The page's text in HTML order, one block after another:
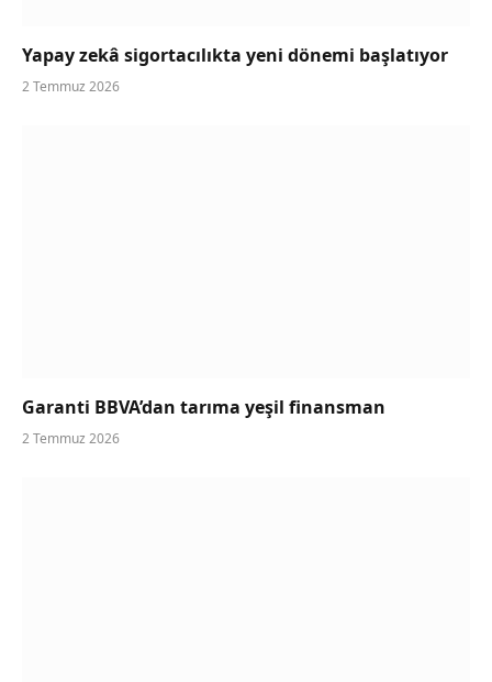
Yapay zekâ sigortacılıkta yeni dönemi başlatıyor
2 Temmuz 2026
Garanti BBVA’dan tarıma yeşil finansman
2 Temmuz 2026